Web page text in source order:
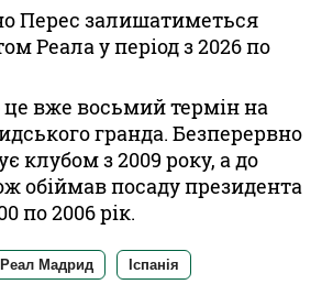
Перес залишатиметься
Реала у період з 2026 по
вже восьмий термін на
гранда. Безперервно
клубом з 2009 року, а до
обіймав посаду президента
по 2006 рік.
Реал Мадрид Іспанія